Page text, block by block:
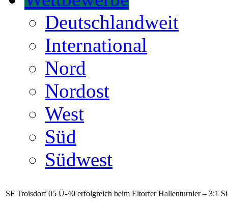
Deutschlandweit
International
Nord
Nordost
West
Süd
Südwest
SF Troisdorf 05 Ü-40 erfolgreich beim Eitorfer Hallenturnier – 3:1